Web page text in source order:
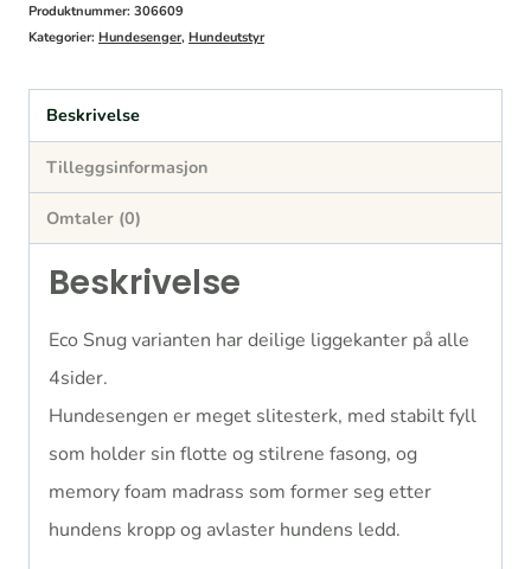
Taupe
antall
Produktnummer: 306609
Kategorier: Hundesenger, Hundeutstyr
Beskrivelse
Tilleggsinformasjon
Omtaler (0)
Beskrivelse
Eco Snug varianten har deilige liggekanter på alle
4sider.
Hundesengen er meget slitesterk, med stabilt fyll
som holder sin flotte og stilrene fasong, og
memory foam madrass som former seg etter
hundens kropp og avlaster hundens ledd.